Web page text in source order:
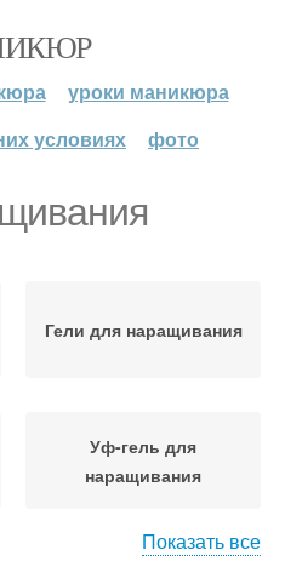
уроки маникюра
условиях
фото
Гели для наращивания
Уф-гель для
наращивания
Показать все